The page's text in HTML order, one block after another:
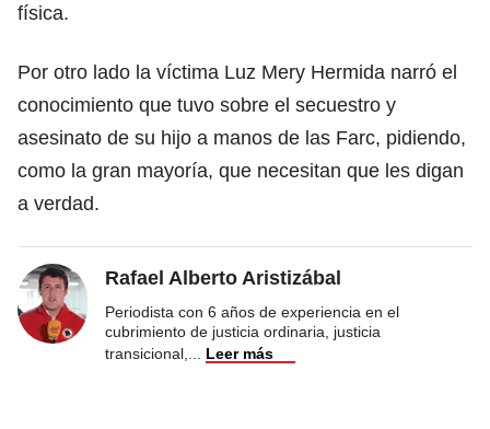
física.
Por otro lado la víctima Luz Mery Hermida narró el
conocimiento que tuvo sobre el secuestro y
asesinato de su hijo a manos de las Farc, pidiendo,
como la gran mayoría, que necesitan que les digan
a verdad.
Rafael Alberto Aristizábal
Periodista con 6 años de experiencia en el
cubrimiento de justicia ordinaria, justicia
transicional,
Leer más